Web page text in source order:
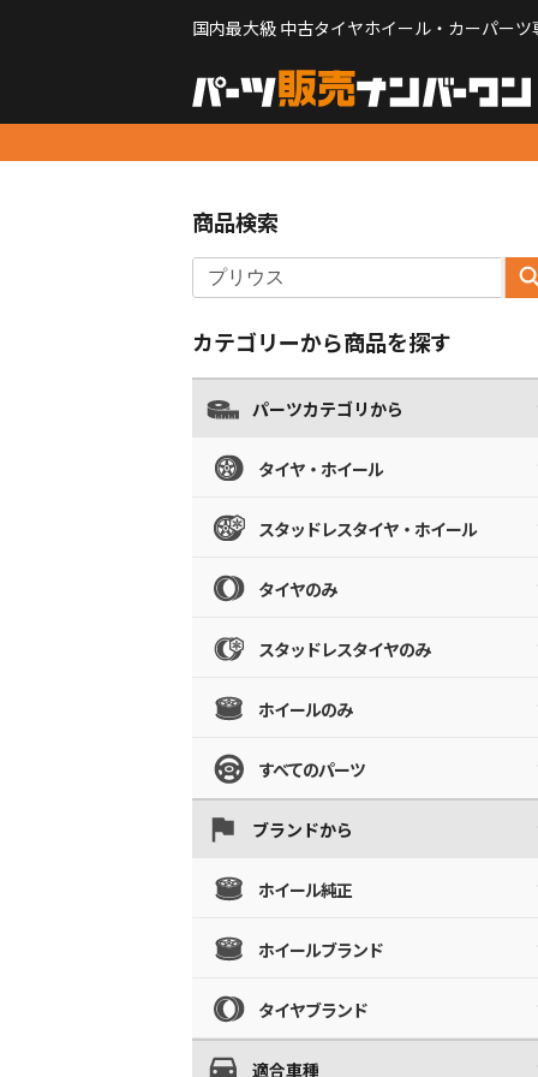
国内最大級 中古タイヤホイール・カーパーツ
商品検索
カテゴリーから商品を探す
パーツカテゴリから
タイヤ・ホイール
スタッドレスタイヤ・ホイール
タイヤのみ
スタッドレスタイヤのみ
ホイールのみ
すべてのパーツ
ブランドから
ホイール純正
ホイールブランド
タイヤブランド
適合車種